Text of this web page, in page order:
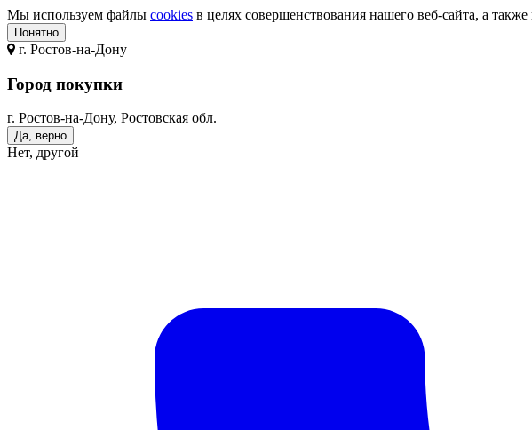
Мы используем файлы cookies в целях совершенствования нашего веб-сайта, а
Понятно
г. Ростов-на-Дону
Город покупки
г. Ростов-на-Дону, Ростовская обл.
Да, верно
Нет, другой